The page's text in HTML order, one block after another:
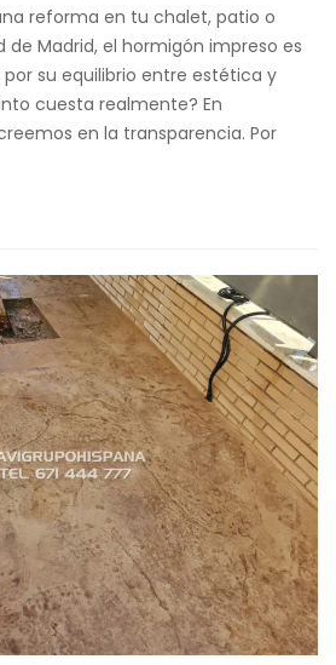
reforma en tu chalet, patio o
Madrid, el hormigón impreso es
su equilibrio entre estética y
cuesta realmente? En
en la transparencia. Por